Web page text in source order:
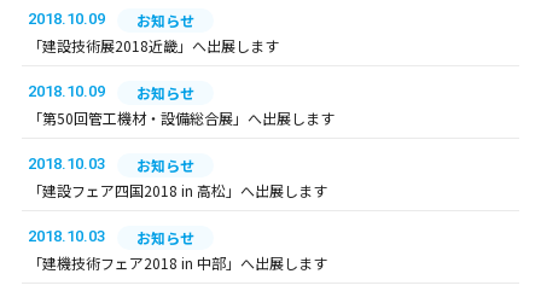
2018.10.09
お知らせ
「建設技術展2018近畿」へ出展します
2018.10.09
お知らせ
「第50回管工機材・設備総合展」へ出展します
2018.10.03
お知らせ
「建設フェア四国2018 in 高松」へ出展します
2018.10.03
お知らせ
「建機技術フェア2018 in 中部」へ出展します